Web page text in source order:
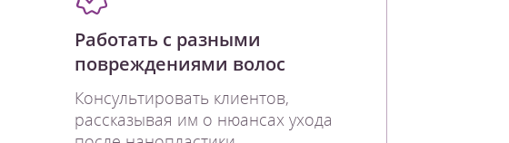
Работать с разными
повреждениями волос
Консультировать клиентов,
рассказывая им о нюансах ухода